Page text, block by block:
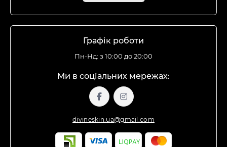
Графік роботи
Пн-Нд: з 10:00 до 20:00
Ми в соціальних мережах:
divineskin.ua@gmail.com